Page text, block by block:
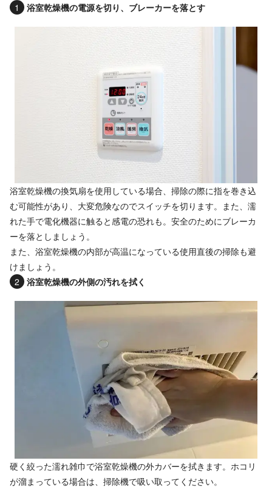
浴室乾燥機の電源を切り、ブレーカーを落とす
浴室乾燥機の換気扇を使用している場合、掃除の際に指を巻き込
む可能性があり、大変危険なのでスイッチを切ります。また、濡
れた手で電化機器に触ると感電の恐れも。安全のためにブレーカ
ーを落としましょう。
また、浴室乾燥機の内部が高温になっている使用直後の掃除も避
けましょう。
浴室乾燥機の外側の汚れを拭く
硬く絞った濡れ雑巾で浴室乾燥機の外カバーを拭きます。ホコリ
が溜まっている場合は、掃除機で吸い取ってください。